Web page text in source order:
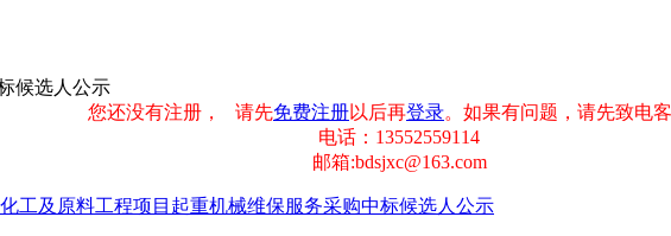
候选人公示
您还没有注册， 请先免费注册以后再登录。如果有问题，请先致电客
电话：13552559114
邮箱:bdsjxc@163.com
工及原料工程项目起重机械维保服务采购中标候选人公示